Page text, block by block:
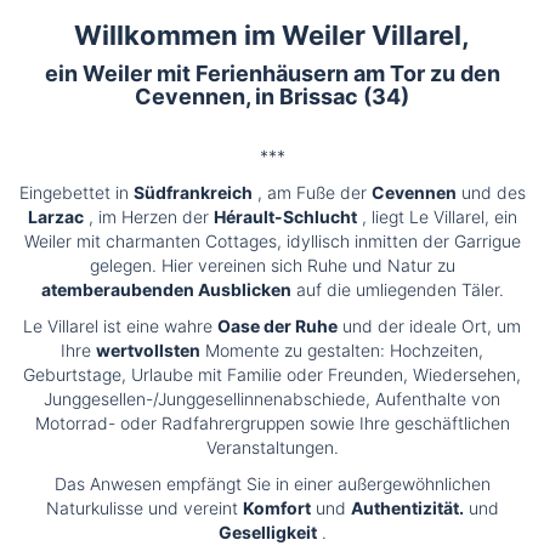
Willkommen im Weiler Villarel,
ein Weiler mit Ferienhäusern am Tor zu den
Cevennen, in Brissac (34)
***
Eingebettet in Südfrankreich , am Fuße der Cevennen und des
Larzac, im Herzen der Hérault-Schlucht, liegt Le Villarel, ein
Weiler mit charmanten Cottages, idyllisch inmitten der Garrigue
gelegen. Hier vereinen sich Ruhe und Natur zu
atemberaubenden Ausblicken auf die umliegenden Täler.
Le Villarel ist eine wahre Oase der Ruhe und der ideale Ort, um
Ihre wertvollsten Momente zu gestalten: Hochzeiten,
Geburtstage, Urlaube mit Familie oder Freunden, Wiedersehen,
Junggesellen-/Junggesellinnenabschiede, Aufenthalte von
Motorrad- oder Radfahrergruppen sowie Ihre geschäftlichen
Veranstaltungen.
Das Anwesen empfängt Sie in einer außergewöhnlichen
Naturkulisse und vereint Komfortund Authentizität. und
Geselligkeit.